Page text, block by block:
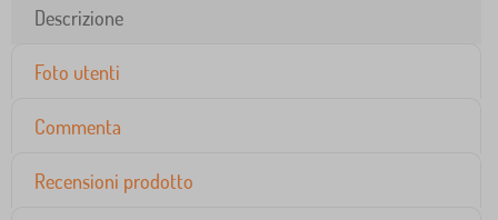
Descrizione
Foto utenti
Commenta
Recensioni prodotto